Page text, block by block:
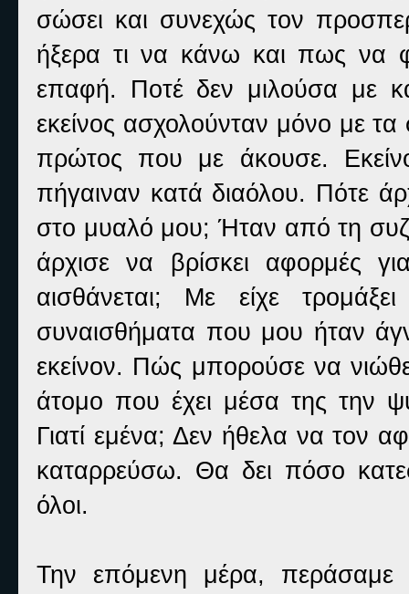
σώσει και συνεχώς τον
ήξερα τι να κάνω και πως να
επαφή. Ποτέ δεν μιλούσα με
εκείνος ασχολούνταν μόνο με
πρώτος που με άκουσε.
πήγαιναν κατά διαόλου. Πότε
στο μυαλό μου; Ήταν από τη
άρχισε να βρίσκει αφορμές
αισθάνεται; Με είχε
συναισθήματα που μου ήταν
εκείνον. Πώς μπορούσε να
άτομο που έχει μέσα της την
Γιατί εμένα; Δεν ήθελα να τον
καταρρεύσω. Θα δει πόσο
όλοι.
Την επόμενη μέρα,